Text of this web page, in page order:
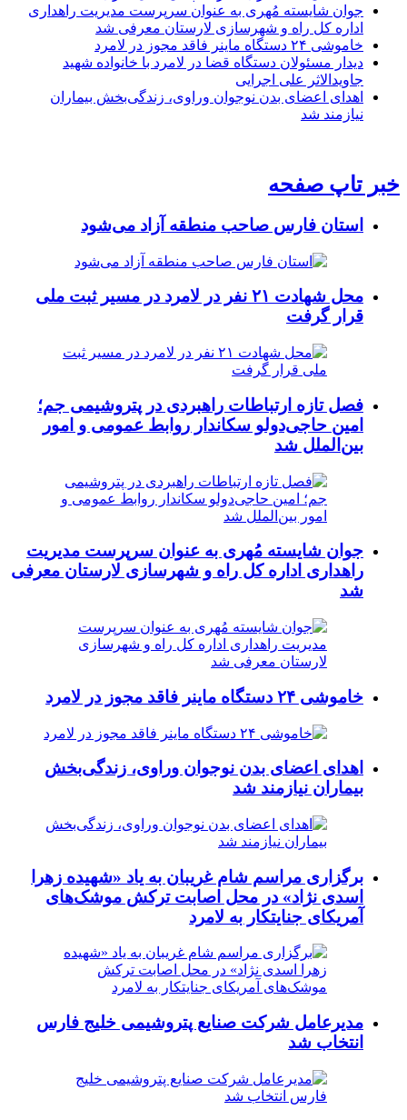
جوان شایسته مُهری به عنوان سرپرست مدیریت راهداری
اداره کل راه و شهرسازی لارستان معرفی شد
خاموشی ۲۴ دستگاه ماینر فاقد مجوز در لامرد
دیدار مسئولان دستگاه قضا در لامرد با خانواده شهید
جاویدالاثر علی اجرایی
اهدای اعضای بدن نوجوان وراوی، زندگی‌بخش بیماران
نیازمند شد
خبر تاپ صفحه
استان فارس صاحب منطقه آزاد می‌شود
محل شهادت ۲۱ نفر در لامرد در مسیر ثبت ملی
قرار گرفت
فصل تازه ارتباطات راهبردی در پتروشیمی جم؛
امین حاجی‌دولو سکاندار روابط عمومی و امور
بین‌الملل شد
جوان شایسته مُهری به عنوان سرپرست مدیریت
راهداری اداره کل راه و شهرسازی لارستان معرفی
شد
خاموشی ۲۴ دستگاه ماینر فاقد مجوز در لامرد
اهدای اعضای بدن نوجوان وراوی، زندگی‌بخش
بیماران نیازمند شد
برگزاری مراسم شام غریبان به یاد «شهیده زهرا
اسدی نژاد» در محل اصابت ترکش موشک‌های
آمریکای جنایتکار به لامرد
مدیرعامل شرکت صنایع پتروشیمی خلیج فارس
انتخاب شد